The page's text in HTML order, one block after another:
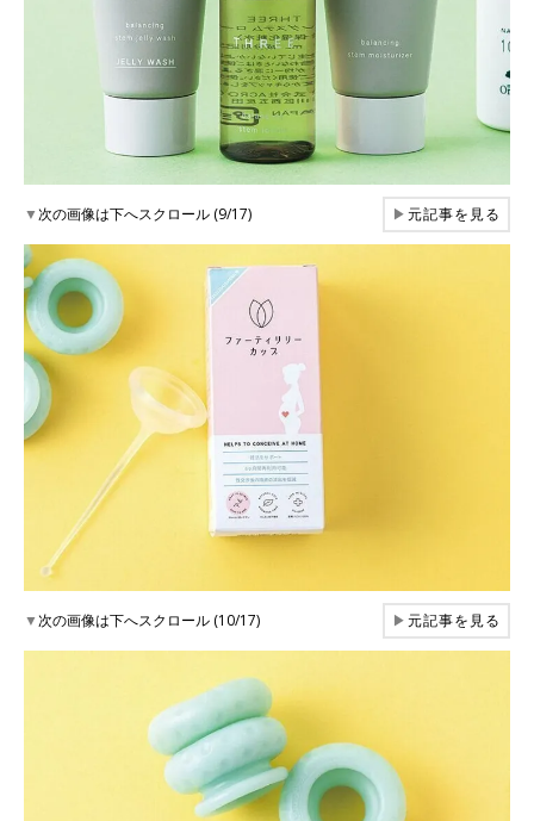
▼次の画像は下へスクロール (9/17) ▶元記事を見る
▼次の画像は下へスクロール (10/17) ▶元記事を見る